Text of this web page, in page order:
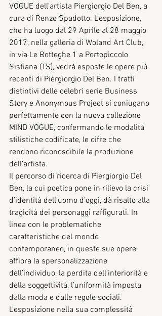
VOGUE dell’artista Piergiorgio Del Ben, a
cura di Renzo Spadotto. L’esposizione,
che ha luogo dal 29 Aprile al 28 maggio
2017, nella galleria di Woland Art Club,
in via Le Botteghe 1 a Portopiccolo
Sistiana (TS), vedrà esposte le opere più
recenti di Piergiorgio Del Ben. I tratti
distintivi delle celebri serie Business
Story e Anonymous Project si coniugano
perfettamente con la nuova collezione
MIND VOGUE, confermando le modalità
stilistiche codificate, le cifre che
rendono riconoscibile la produzione
dell’artista.
Il percorso di ricerca di Piergiorgio Del
Ben, la cui poetica pone in rilievo la crisi
d’identità dell’uomo d’oggi, dà risalto alla
tragicità dei personaggi raffigurati. In
linea con le problematiche
caratteristiche del mondo
contemporaneo, in queste sue opere
affiora la spersonalizzazione
dell’individuo, la perdita dell’interiorità e
della soggettività, l’uniformità imposta
dalla moda e dalle regole sociali.
L’esposizione nella sua complessità